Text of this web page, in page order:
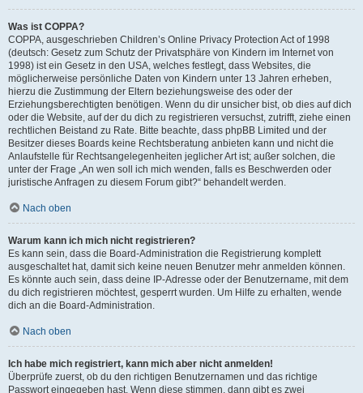
Was ist COPPA?
COPPA, ausgeschrieben Children’s Online Privacy Protection Act of 1998
(deutsch: Gesetz zum Schutz der Privatsphäre von Kindern im Internet von
1998) ist ein Gesetz in den USA, welches festlegt, dass Websites, die
möglicherweise persönliche Daten von Kindern unter 13 Jahren erheben,
hierzu die Zustimmung der Eltern beziehungsweise des oder der
Erziehungsberechtigten benötigen. Wenn du dir unsicher bist, ob dies auf dich
oder die Website, auf der du dich zu registrieren versuchst, zutrifft, ziehe einen
rechtlichen Beistand zu Rate. Bitte beachte, dass phpBB Limited und der
Besitzer dieses Boards keine Rechtsberatung anbieten kann und nicht die
Anlaufstelle für Rechtsangelegenheiten jeglicher Art ist; außer solchen, die
unter der Frage „An wen soll ich mich wenden, falls es Beschwerden oder
juristische Anfragen zu diesem Forum gibt?“ behandelt werden.
Nach oben
Warum kann ich mich nicht registrieren?
Es kann sein, dass die Board-Administration die Registrierung komplett
ausgeschaltet hat, damit sich keine neuen Benutzer mehr anmelden können.
Es könnte auch sein, dass deine IP-Adresse oder der Benutzername, mit dem
du dich registrieren möchtest, gesperrt wurden. Um Hilfe zu erhalten, wende
dich an die Board-Administration.
Nach oben
Ich habe mich registriert, kann mich aber nicht anmelden!
Überprüfe zuerst, ob du den richtigen Benutzernamen und das richtige
Passwort eingegeben hast. Wenn diese stimmen, dann gibt es zwei